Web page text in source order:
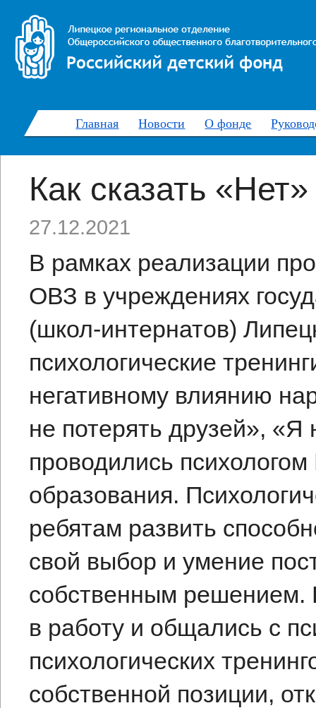
Главная Новости О фонде
Как сказать
27.12.2021
В рамках реализации
ОВЗ в учреждениях
(школ-интернатов)
психологические
негативному влиянию
не потерять друзей»,
проводились
образования.
ребятам развить
свой выбор и умение
собственным решением.
в работу и общались с
психологических
собственной позиции,